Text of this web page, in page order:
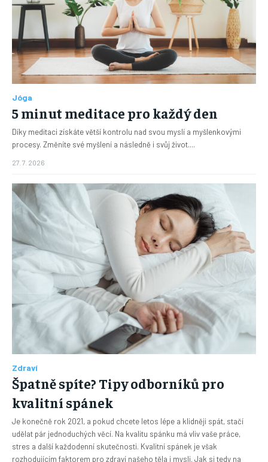
Jóga
5 minut meditace pro každý den
Díky meditaci získáte větší kontrolu nad svou myslí a myšlenkovými
procesy. Změníte své myšlení a následně i svůj život....
27. 7. 2026
Zdraví
Špatně spíte? Tipy odborníků pro
kvalitní spánek
Je konečně rok 2021, a pokud chcete letos lépe a klidněji spát, stačí
udělat pár jednoduchých věcí. Na kvalitu spánku má vliv vaše práce,
stres a další každodenní skutečnosti. Kvalitní spánek je však
rozhodujícím faktorem pro zdraví našeho těla i mysli. Jak si tedy na